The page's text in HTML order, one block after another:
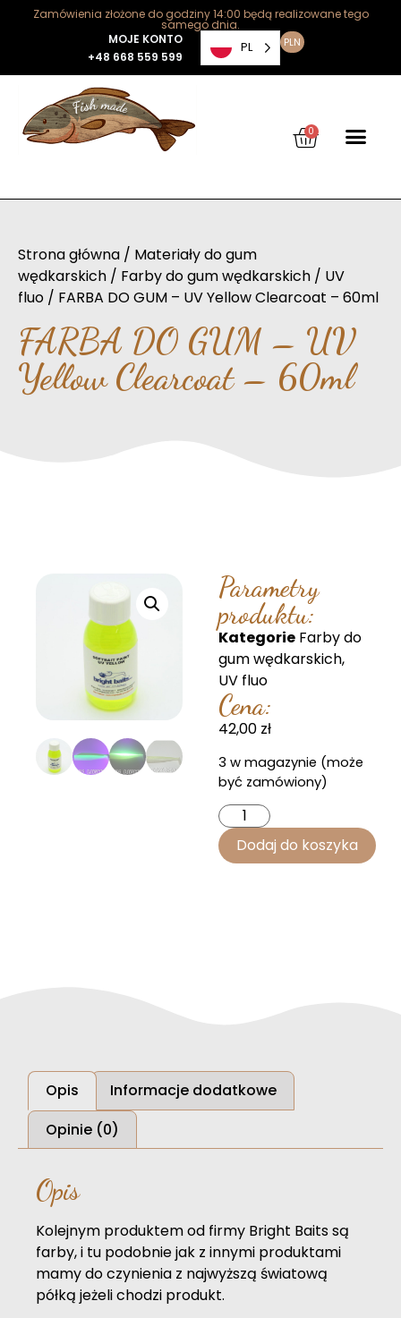
Zamówienia złożone do godziny 14:00 będą realizowane tego
samego dnia.
MOJE KONTO
+48 668 559 599
PL PLN
0
Strona główna / Materiały do gum
wędkarskich / Farby do gum wędkarskich / UV
fluo / FARBA DO GUM – UV Yellow Clearcoat – 60ml
FARBA DO GUM – UV
Yellow Clearcoat – 60ml
Parametry
produktu:
Kategorie Farby do
gum wędkarskich,
UV fluo
Cena:
42,00 zł
3 w magazynie (może
być zamówiony)
Dodaj do koszyka
Opis
Informacje dodatkowe
Opinie (0)
Opis
Kolejnym produktem od firmy Bright Baits są
farby, i tu podobnie jak z innymi produktami
mamy do czynienia z najwyższą światową
półką jeżeli chodzi produkt.